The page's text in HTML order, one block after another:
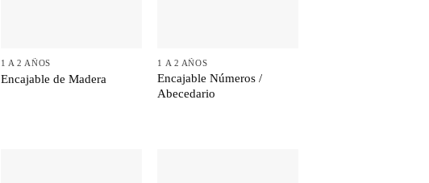
1 A 2 AÑOS
Encajable de Madera
1 A 2 AÑOS
Encajable Números /
Abecedario